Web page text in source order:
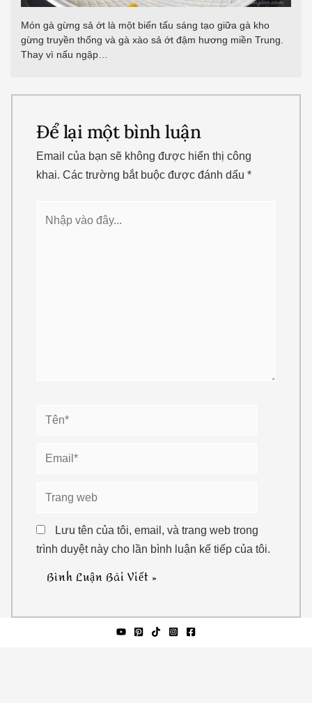
Để lại một bình luận
Email của bạn sẽ không được hiển thị công
khai. Các trường bắt buộc được đánh dấu
đây...
Lưu tên của tôi, email, và trang web trong